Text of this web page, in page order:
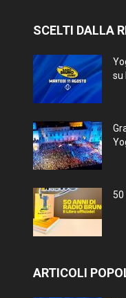
SCELTI DALLA
su
50
ARTICOLI